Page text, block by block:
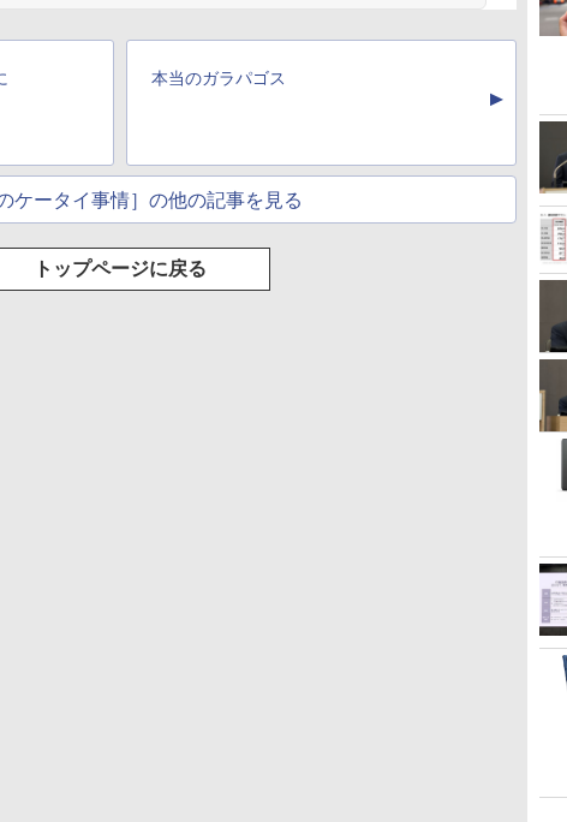
本当のガラパゴス
▲
ケータイ事情］の他の記事を見る
トップページに戻る